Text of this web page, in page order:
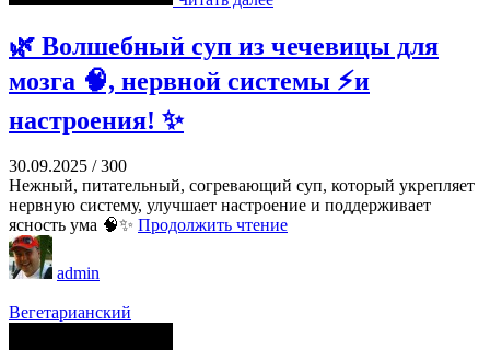
🌿 Волшебный суп из чечевицы для
мозга 🧠, нервной системы ⚡и
настроения! ✨
30.09.2025 / 300
Нежный, питательный, согревающий суп, который укрепляет
нервную систему, улучшает настроение и поддерживает
ясность ума 🧠✨ Продолжить чтение
admin
Вегетарианский